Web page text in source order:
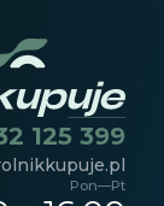
125 399
Pon—Pt